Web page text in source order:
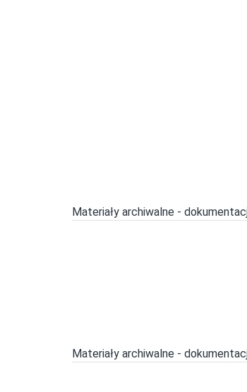
Materiały archiwalne -
Materiały archiwalne -